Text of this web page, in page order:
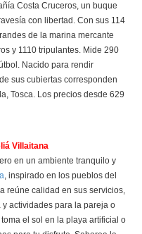
Costa Cruceros, un buque
con libertad. Con sus 114
de la marina mercante
y 1110 tripulantes. Mide 290
Nacido para rendir
sus cubiertas corresponden
Tosca. Los precios desde 629
Villaitana
en un ambiente tranquilo y
, inspirado en los pueblos del
reúne calidad en sus servicios,
actividades para la pareja o
el sol en la playa artificial o